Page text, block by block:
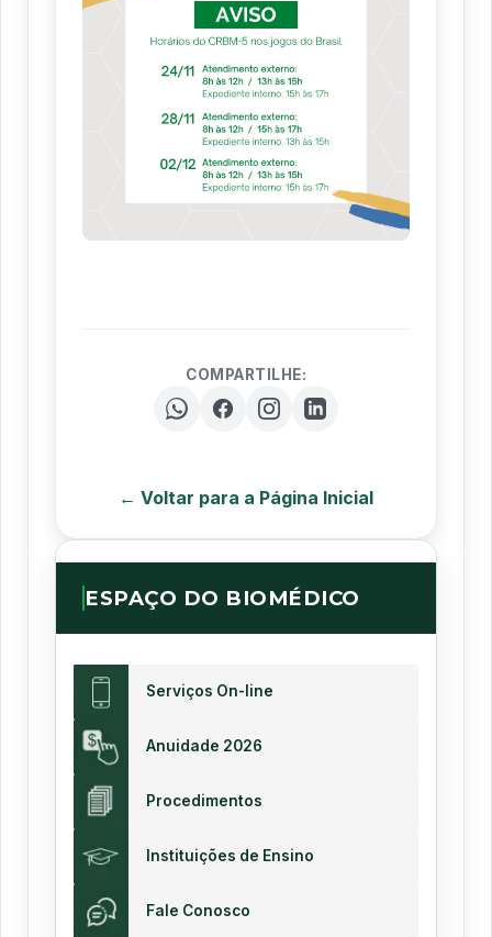
COMPARTILHE:
← Voltar para a Página Inicial
ESPAÇO DO BIOMÉDICO
Serviços On-line
Anuidade 2026
Procedimentos
Instituições de Ensino
Fale Conosco